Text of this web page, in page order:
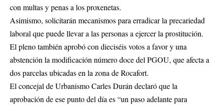
con multas y penas a los proxenetas.
Asimismo, solicitarán mecanismos para erradicar la precariedad
laboral que puede llevar a las personas a ejercer la prostitución.
El pleno también aprobó con dieciséis votos a favor y una
abstención la modificación número doce del PGOU, que afecta a
dos parcelas ubicadas en la zona de Rocafort.
El concejal de Urbanismo Carles Durán declaró que la
aprobación de ese punto del día es “un paso adelante para